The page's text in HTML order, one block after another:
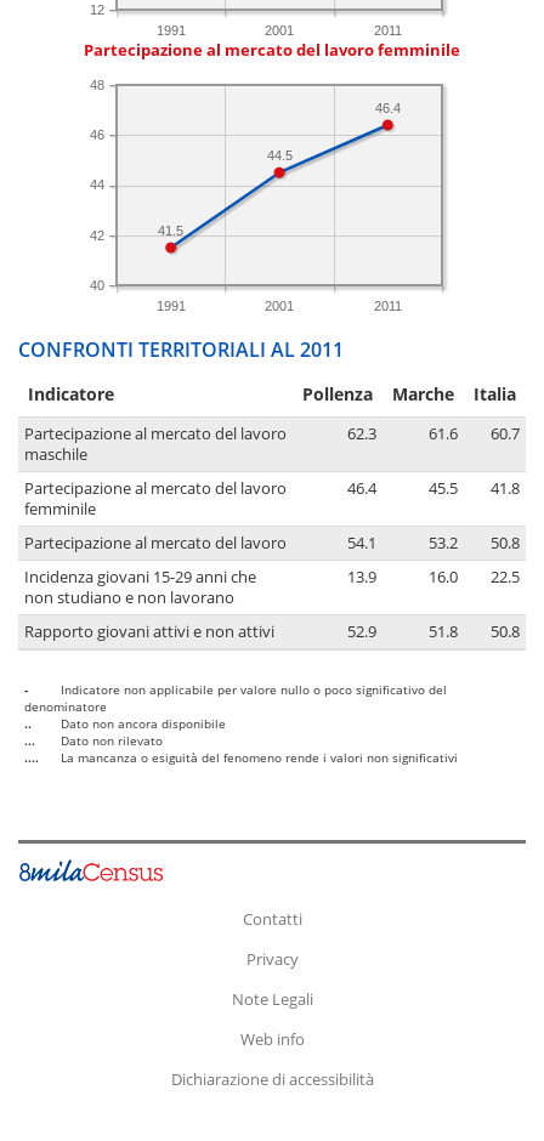
1991 2001 2011
12
Partecipazione al mercato del lavoro femminile
1991 2001 2011
40
42
44
46
48
46.4
44.5
41.5
CONFRONTI TERRITORIALI AL 2011
Indicatore Pollenza Marche Italia
Partecipazione al mercato del lavoro
maschile
62.3 61.6 60.7
Partecipazione al mercato del lavoro
femminile
46.4 45.5 41.8
Partecipazione al mercato del lavoro 54.1 53.2
50.8
Incidenza giovani 15-29 anni che
non studiano e non lavorano
13.9 16.0 22.5
Rapporto giovani attivi e non attivi 52.9 51.8 50.8
-
Indicatore non applicabile per valore nullo o poco significativo del
denominatore
..
Dato non ancora disponibile
...
Dato non rilevato
....
La mancanza o esiguità del fenomeno rende i valori non significativi
Contatti
Privacy
Note Legali
Web info
Dichiarazione di accessibilità